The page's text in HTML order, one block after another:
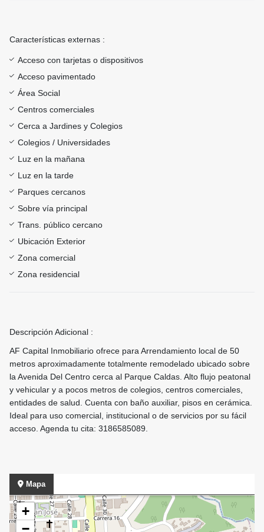
Características externas :
Acceso con tarjetas o dispositivos
Acceso pavimentado
Área Social
Centros comerciales
Cerca a Jardines y Colegios
Colegios / Universidades
Luz en la mañana
Luz en la tarde
Parques cercanos
Sobre vía principal
Trans. público cercano
Ubicación Exterior
Zona comercial
Zona residencial
Descripción Adicional :
AF Capital Inmobiliario ofrece para Arrendamiento local de 50
metros aproximadamente totalmente remodelado ubicado sobre
la Avenida Del Centro cerca al Parque Caldas. Alto flujo peatonal
y vehicular y a pocos metros de colegios, centros comerciales,
entidades de salud. Cuenta con baño auxiliar, pisos en cerámica.
Ideal para uso comercial, institucional o de servicios por su fácil
acceso. Agenda tu cita: 3186585089.
Mapa
+
−